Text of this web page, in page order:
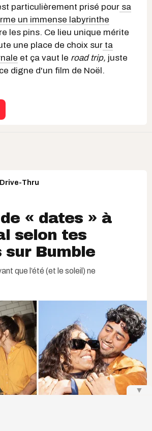
particulièrement prisé pour sa
un immense labyrinthe
les pins. Ce lieu unique mérite
une place de choix sur ta
et ça vaut le road trip, juste
digne d'un film de Noël.
Thru
« dates » à
selon tes
Bumble
que l’été (et le soleil) ne
▼